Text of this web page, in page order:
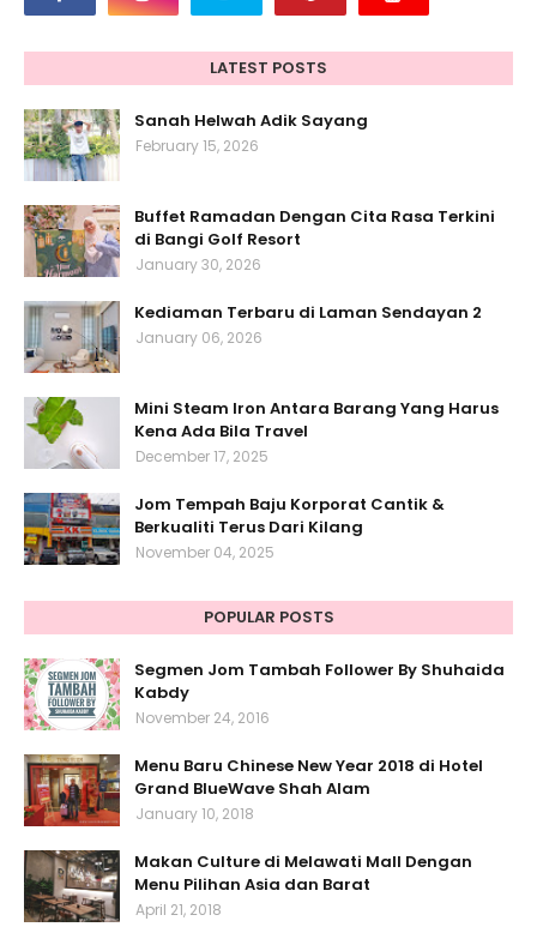
LATEST POSTS
Sanah Helwah Adik Sayang
February 15, 2026
Buffet Ramadan Dengan Cita Rasa Terkini
di Bangi Golf Resort
January 30, 2026
Kediaman Terbaru di Laman Sendayan 2
January 06, 2026
Mini Steam Iron Antara Barang Yang Harus
Kena Ada Bila Travel
December 17, 2025
Jom Tempah Baju Korporat Cantik &
Berkualiti Terus Dari Kilang
November 04, 2025
POPULAR POSTS
Segmen Jom Tambah Follower By Shuhaida
Kabdy
November 24, 2016
Menu Baru Chinese New Year 2018 di Hotel
Grand BlueWave Shah Alam
January 10, 2018
Makan Culture di Melawati Mall Dengan
Menu Pilihan Asia dan Barat
April 21, 2018